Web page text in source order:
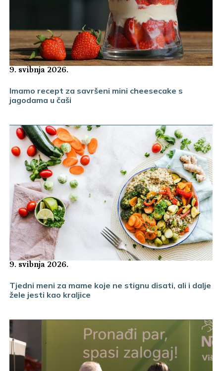
9. svibnja 2026.
Imamo recept za savršeni mini cheesecake s
jagodama u čaši
9. svibnja 2026.
Tjedni meni za mame koje ne stignu disati, ali i dalje
žele jesti kao kraljice